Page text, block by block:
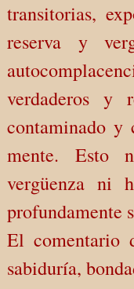
transitorias,
reserva y
verdaderos y
contaminado y
mente. Esto
vergüenza ni
profundamente
El comentario
sabiduría,